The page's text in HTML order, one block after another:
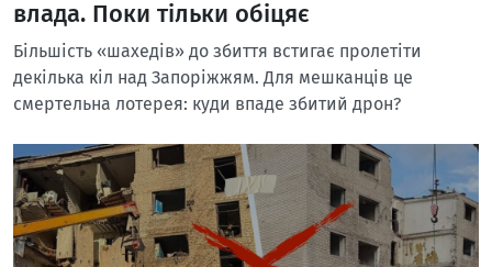
влада. Поки тільки обіцяє
Більшість «шахедів» до збиття встигає пролетіти
декілька кіл над Запоріжжям. Для мешканців це
смертельна лотерея: куди впаде збитий дрон?